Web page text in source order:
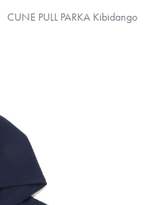
CUNE PULL PARKA Kibidango